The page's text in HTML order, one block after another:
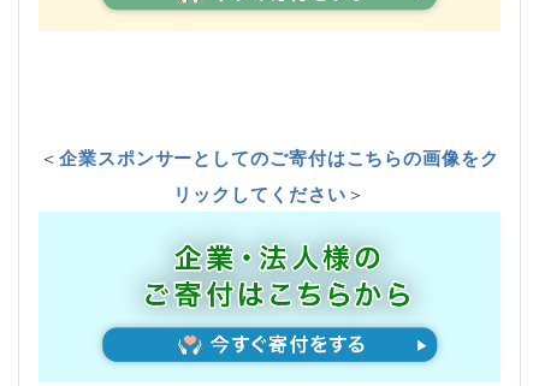
＜企業スポンサーとしてのご寄付はこちらの画像をク
リックしてください＞